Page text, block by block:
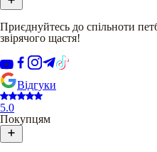
Приєднуйтесь до спільноти
звірячого щастя!
Відгуки
5.0
Покупцям